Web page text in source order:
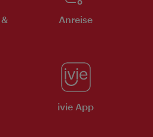
Anreise
ivie App